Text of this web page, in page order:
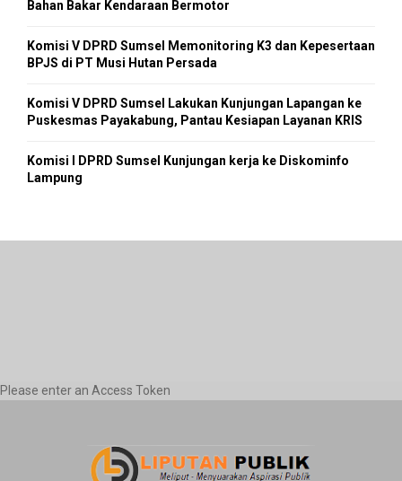
Bahan Bakar Kendaraan Bermotor
Komisi V DPRD Sumsel Memonitoring K3 dan Kepesertaan
BPJS di PT Musi Hutan Persada
Komisi V DPRD Sumsel Lakukan Kunjungan Lapangan ke
Puskesmas Payakabung, Pantau Kesiapan Layanan KRIS
Komisi I DPRD Sumsel Kunjungan kerja ke Diskominfo
Lampung
Please enter an Access Token